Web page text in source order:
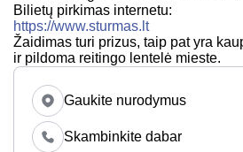
Bilietų pirkimas internetu:
https://www.sturmas.lt
Žaidimas turi prizus, taip pat yra
ir pildoma reitingo lentelė mieste.
Gaukite nurodymus
Skambinkite dabar